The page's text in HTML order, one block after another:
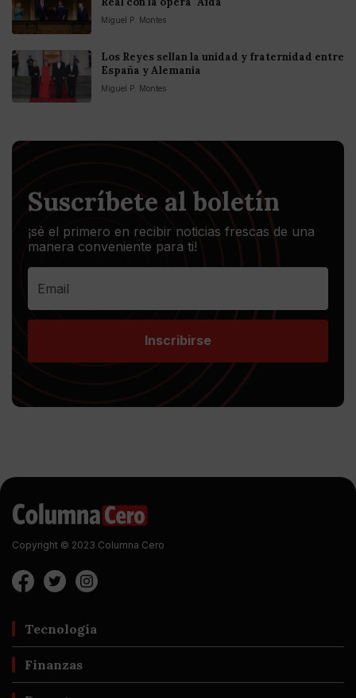
Miguel P. Montes
Los Reyes sellan la unidad y fraternidad entre
España y Alemania
Miguel P. Montes
Suscríbete al boletín
¡sé el primero en recibir noticias frescas de una
manera conveniente para ti!
Inscribirse
Copyright © 2023 Columna Cero
Tecnología
Finanzas